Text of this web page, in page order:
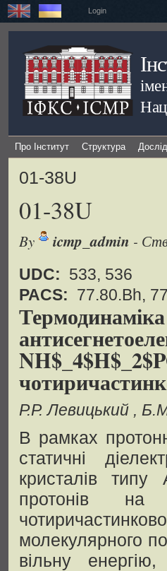
Login
Про Інститут Структура
01-38U
01-38U
By icmp_admin -
UDC: 533, 536
PACS: 77.80.Bh,
Р.Р. Левицький
В рамках
статичні
кристалів
протонів на
молекулярного
вільну